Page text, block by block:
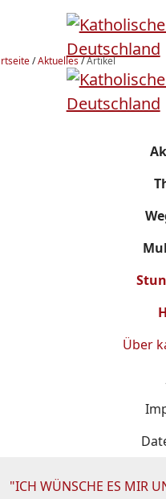
/Aktuelles/Artikel
Über
"ICH WÜNSCHE ES MIR